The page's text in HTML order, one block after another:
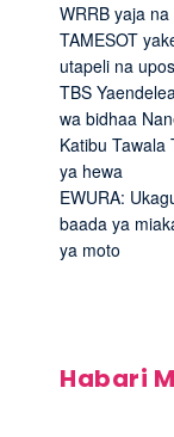
WRRB yaja
TAMESOT
utapeli na
TBS
wa bidhaa
Katibu Tawala
ya hewa
EWURA:
baada ya
ya moto
Habari